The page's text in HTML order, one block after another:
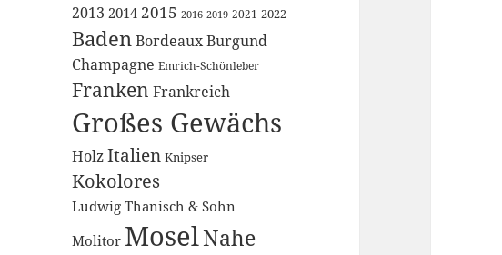
2013 2014 2015 2016 2019 2021 2022
Baden BordeauxBurgund
Champagne Emrich-Schönleber
Franken Frankreich
Großes Gewächs
HolzItalien Knipser
Kokolores
Ludwig Thanisch & Sohn
Molitor MoselNahe